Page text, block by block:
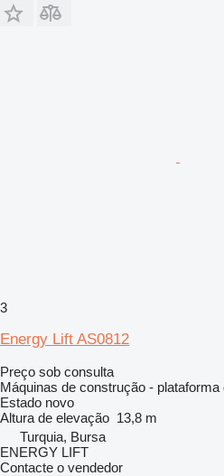
3
Energy Lift AS0812
Preço sob consulta
Máquinas de construção - plataforma
Estado novo
Altura de elevação 13,8 m
Turquia, Bursa
ENERGY LIFT
Contacte o vendedor